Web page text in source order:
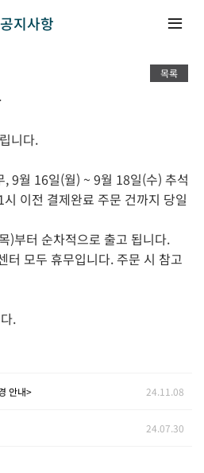
공지사항
목록
니다.
9월 16일(월) ~ 9월 18일(수) 추석
이전 결제완료 주문 건까지 당일
)부터 순차적으로 출고 됩니다.
터 모두 휴무입니다. 주문 시 참고
.
안내> 24.11.08
24.07.30